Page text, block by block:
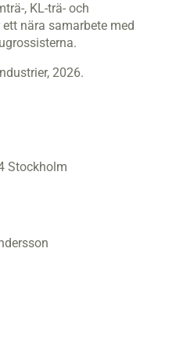
, KL-trä- och
nära samarbete med
2026.
Stockholm